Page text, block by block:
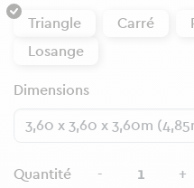
Triangle Carré
Losange
Dimensions
Quantité - +